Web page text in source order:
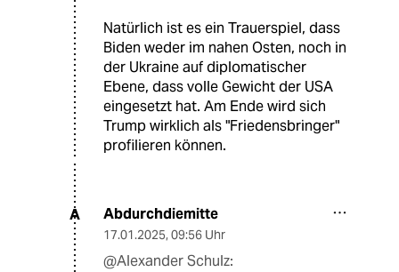
Natürlich ist es ein Trauerspiel, dass
Biden weder im nahen Osten, noch in
der Ukraine auf diplomatischer
Ebene, dass volle Gewicht der USA
eingesetzt hat. Am Ende wird sich
Trump wirklich als "Friedensbringer"
profilieren können.
A Abdurchdiemitte
17.01.2025, 09:56 Uhr
@Alexander Schulz: